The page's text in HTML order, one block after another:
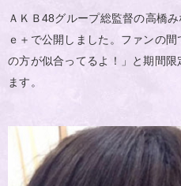
ＡＫＢ48グループ総監督の高橋
ｅ＋で公開しました。ファンの
の方が似合ってるよ！」と期間
ます。